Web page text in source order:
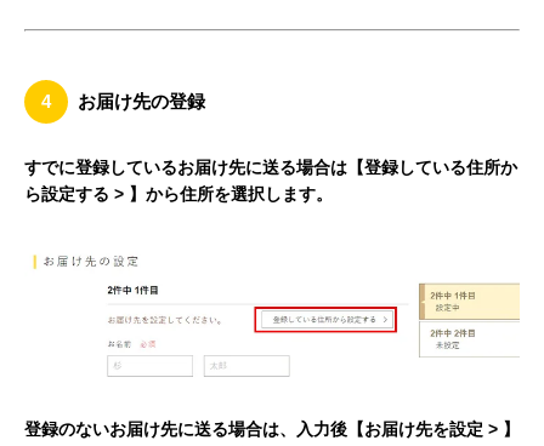
4 お届け先の登録
すでに登録しているお届け先に送る場合は【登録している住所か
ら設定する > 】から住所を選択します。
登録のないお届け先に送る場合は、入力後【お届け先を設定 > 】